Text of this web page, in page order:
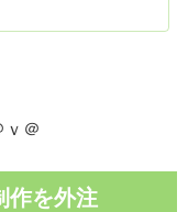
ｖ＠
作を外注